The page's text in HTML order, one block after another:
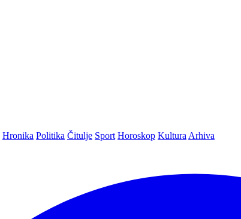
Hronika Politika Čitulje Sport Horoskop Kultura Arhiva